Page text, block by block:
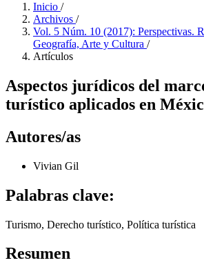
Inicio /
Archivos /
Vol. 5 Núm. 10 (2017): Perspectivas.
Geografía, Arte y Cultura /
Artículos
Aspectos jurídicos del
turístico aplicados en
Autores/as
Vivian Gil
Palabras clave:
Turismo, Derecho turístico, Política turística
Resumen